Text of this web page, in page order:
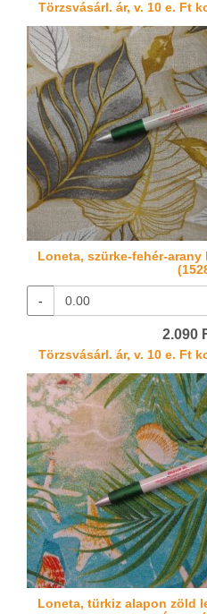
Törzsvásárl. ár, v. 10 e. Ft
Loneta, szürke-fehér-
-
2.090
Törzsvásárl. ár, v. 10 e. Ft
Loneta, türkiz alapon zöld